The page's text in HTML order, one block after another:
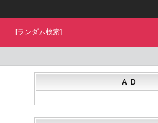
[ランダム検索]
A D